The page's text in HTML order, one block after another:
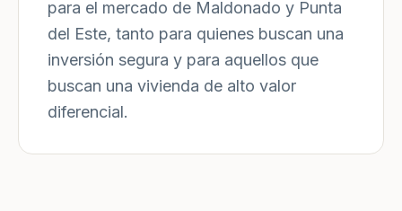
para el mercado de Maldonado y Punta
del Este, tanto para quienes buscan una
inversión segura y para aquellos que
buscan una vivienda de alto valor
diferencial.